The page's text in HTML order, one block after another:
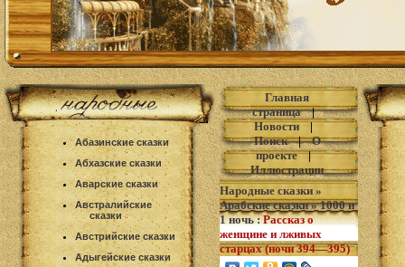
Абазинские сказки
Абхазские сказки
Аварские сказки
Австралийские
сказки
Австрийские сказки
Адыгейские сказки
Главная
страница|
Новости|
Поиск|О
проекте|
Иллюстрации
Народные сказки »
Арабские сказки»1000 и
1 ночь: Рассказ о
женщине и лживых
старцах (ночи 394—395)